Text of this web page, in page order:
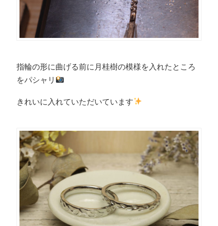
指輪の形に曲げる前に月桂樹の模様を入れたところ
をパシャリ
きれいに入れていただいています